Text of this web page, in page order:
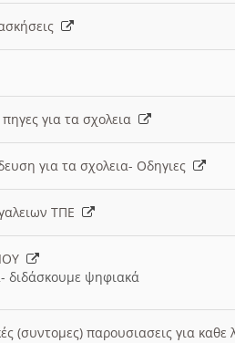
πηγες για τα σχολεια
για τα σχολεια- Οδηγιες
ΤΠΕ
διδάσκουμε ψηφιακά
(συντομες) παρουσιασεις για καθε